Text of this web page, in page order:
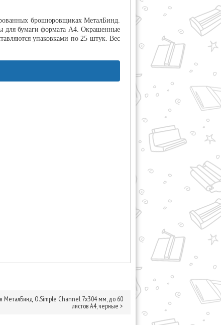
брошюровщиках МеталБинд.
для бумаги формата А4. Окрашенные
упаковками по 25 штук. Вес
O.Simple Channel 7х304 мм, до 60
листов А4, черные >